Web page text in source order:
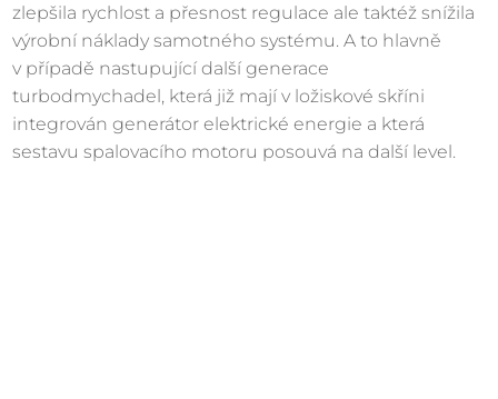
zlepšila rychlost a přesnost regulace ale taktéž snížila
výrobní náklady samotného systému. A to hlavně
v případě nastupující další generace
turbodmychadel, která již mají v ložiskové skříni
integrován generátor elektrické energie a která
sestavu spalovacího motoru posouvá na další level.